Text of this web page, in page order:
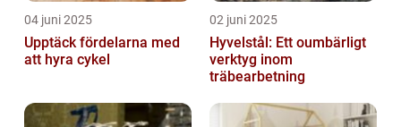
04 juni 2025
Upptäck fördelarna med
att hyra cykel
02 juni 2025
Hyvelstål: Ett oumbärligt
verktyg inom
träbearbetning